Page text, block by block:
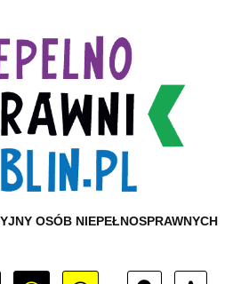
OSÓB NIEPEŁNOSPRAWNYCH